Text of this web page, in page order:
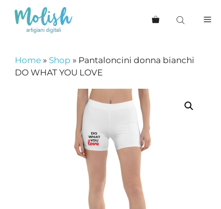
contenuto
Home » Shop » Pantaloncini donna bianchi
DO WHAT YOU LOVE